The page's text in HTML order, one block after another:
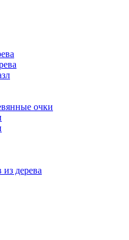
очки
из дерева